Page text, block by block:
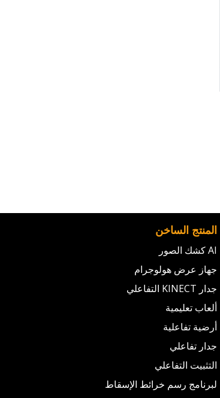
المنتج الساخن
AI كشك الصور
جهاز عرض هولوجرام
جدار KINECT التفاعلي
ألعاب تعليمية
أرضية تفاعلية
جدار تفاعلي
التثبيت التفاعلي
لبرنامج رسم خرائط الإسقاط